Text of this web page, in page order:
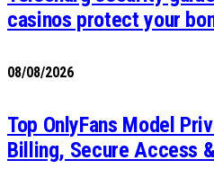
casinos protect your
08/08/2026
Top OnlyFans Model
Billing, Secure Access